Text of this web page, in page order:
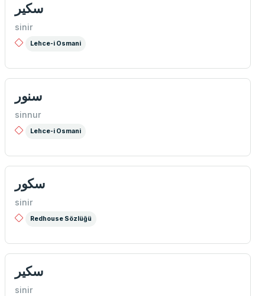
سكير
sinir
Lehce-i Osmani
سنور
sinnur
Lehce-i Osmani
سكور
sinir
Redhouse Sözlüğü
سكیر
sinir